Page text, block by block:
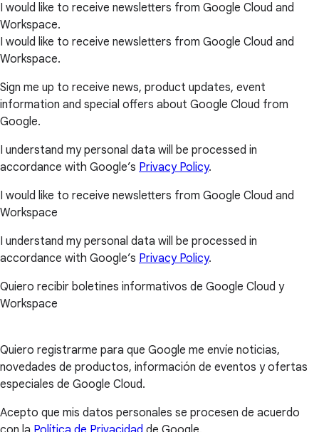
I would like to receive newsletters from Google Cloud and
Workspace.
I would like to receive newsletters from Google Cloud and
Workspace.
Sign me up to receive news, product updates, event
information and special offers about Google Cloud from
Google.
I understand my personal data will be processed in
accordance with Google’s Privacy Policy.
I would like to receive newsletters from Google Cloud and
Workspace
I understand my personal data will be processed in
accordance with Google’s Privacy Policy.
Quiero recibir boletines informativos de Google Cloud y
Workspace
Quiero registrarme para que Google me envíe noticias,
novedades de productos, información de eventos y ofertas
especiales de Google Cloud.
Acepto que mis datos personales se procesen de acuerdo